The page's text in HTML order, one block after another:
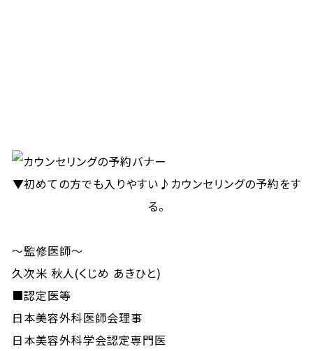
▼初めての方でも入りやすい♪カウンセリングの予約をす
る。
～監修医師～
久次米 秋人(くじめ あきひと)
■認定医等
日本美容外科医師会理事
日本美容外科学会認定専門医